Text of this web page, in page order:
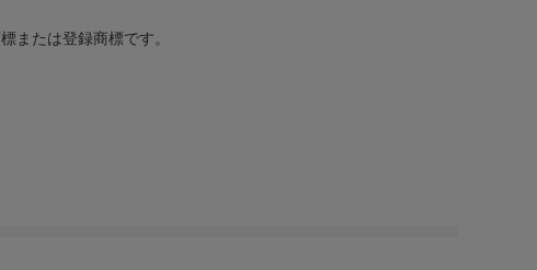
または登録商標です。